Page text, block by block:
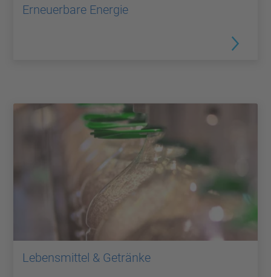
Erneuerbare Energie
Lebensmittel & Getränke